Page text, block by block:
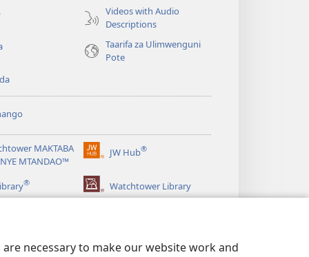
necessary to make our website work and
Videos with Audio
Descriptions
Taarifa za Ulimwenguni
Pote
MAKTABA
MTANDAO™
JW Hub®
(opens
window)
® Watchtower Library